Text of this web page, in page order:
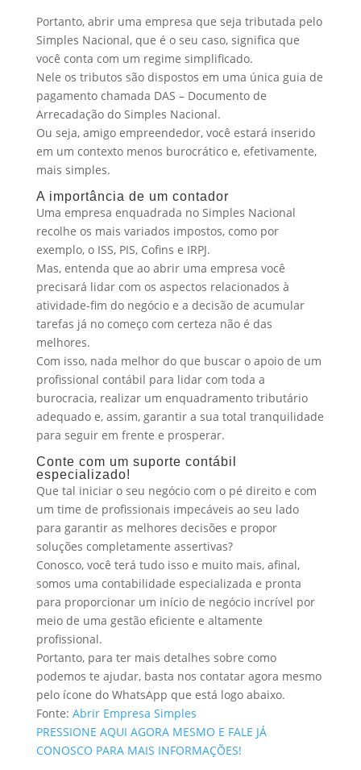
Portanto, abrir uma empresa que seja tributada pelo
Simples Nacional, que é o seu caso, significa que
você conta com um regime simplificado.
Nele os tributos são dispostos em uma única guia de
pagamento chamada DAS – Documento de
Arrecadação do Simples Nacional.
Ou seja, amigo empreendedor, você estará inserido
em um contexto menos burocrático e, efetivamente,
mais simples.
A importância de um contador
Uma empresa enquadrada no Simples Nacional
recolhe os mais variados impostos, como por
exemplo, o ISS, PIS, Cofins e IRPJ.
Mas, entenda que ao abrir uma empresa você
precisará lidar com os aspectos relacionados à
atividade-fim do negócio e a decisão de acumular
tarefas já no começo com certeza não é das
melhores.
Com isso, nada melhor do que buscar o apoio de um
profissional contábil para lidar com toda a
burocracia, realizar um enquadramento tributário
adequado e, assim, garantir a sua total tranquilidade
para seguir em frente e prosperar.
Conte com um suporte contábil
especializado!
Que tal iniciar o seu negócio com o pé direito e com
um time de profissionais impecáveis ao seu lado
para garantir as melhores decisões e propor
soluções completamente assertivas?
Conosco, você terá tudo isso e muito mais, afinal,
somos uma contabilidade especializada e pronta
para proporcionar um início de negócio incrível por
meio de uma gestão eficiente e altamente
profissional.
Portanto, para ter mais detalhes sobre como
podemos te ajudar, basta nos contatar agora mesmo
pelo ícone do WhatsApp que está logo abaixo.
Fonte: Abrir Empresa Simples
PRESSIONE AQUI AGORA MESMO E FALE JÁ
CONOSCO PARA MAIS INFORMAÇÕES!